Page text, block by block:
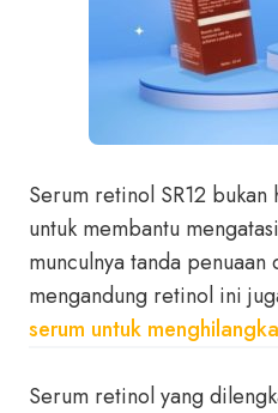
Serum retinol SR12 bukan
untuk membantu
munculnya tanda
mengandung retinol ini
serum untuk
Serum retinol yang